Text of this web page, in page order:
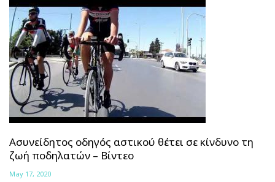
Ασυνείδητος οδηγός αστικού θέτει σε κίνδυνο τη
ζωή ποδηλατών – Βίντεο
May 17, 2020